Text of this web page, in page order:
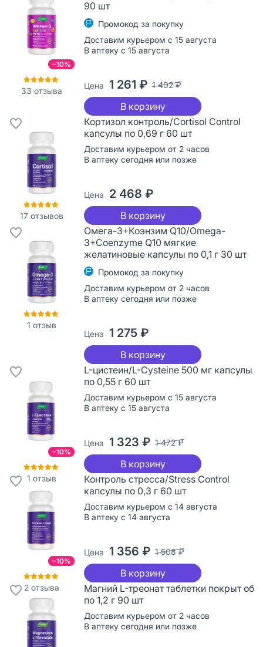
−10%
33 отзыва
90 шт
Промокод за покупку
Доставим курьером с 15 августа
В аптеку с 15 августа
Цена 1 261 ₽ 1 402 ₽
В корзину
17 отзывов
Кортизол контроль/Cortisol Control
капсулы по 0,69 г 60 шт
Доставим курьером от 2 часов
В аптеку сегодня или позже
Цена 2 468 ₽
В корзину
1 отзыв
Омега-3+Коэнзим Q10/Omega-
3+Coenzyme Q10 мягкие
желатиновые капсулы по 0,1 г 30 шт
Промокод за покупку
Доставим курьером от 2 часов
В аптеку сегодня или позже
Цена 1 275 ₽
В корзину
−10%
1 отзыв
L-цистеин/L-Cysteine 500 мг капсулы
по 0,55 г 60 шт
Доставим курьером с 15 августа
В аптеку с 15 августа
Цена 1 323 ₽ 1 472 ₽
В корзину
−10%
2 отзыва
Контроль стресса/Stress Control
капсулы по 0,3 г 60 шт
Доставим курьером с 14 августа
В аптеку с 14 августа
Цена 1 356 ₽ 1 508 ₽
В корзину
Магний L-треонат таблетки покрыт об
по 1,2 г 90 шт
Доставим курьером от 2 часов
В аптеку сегодня или позже